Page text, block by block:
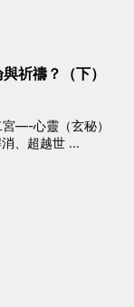
祈禱？（下）
—-心靈（玄秘）
、超越世 ...